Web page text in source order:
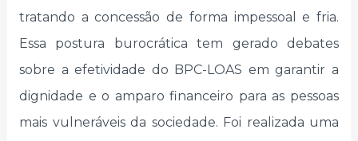
tratando a concessão de forma impessoal e fria.
Essa postura burocrática tem gerado debates
sobre a efetividade do BPC-LOAS em garantir a
dignidade e o amparo financeiro para as pessoas
mais vulneráveis da sociedade. Foi realizada uma